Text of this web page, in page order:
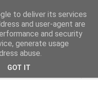
[ Haaveilee ] [ Reissaa ]
to deliver its services
and user-agent are
and security
generate usage
abuse.
GOT IT